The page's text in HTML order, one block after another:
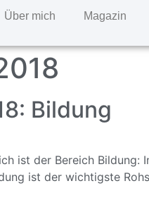
Über mich Magazin
Bildung
ist der Bereich Bildung:
ist der wichtigste